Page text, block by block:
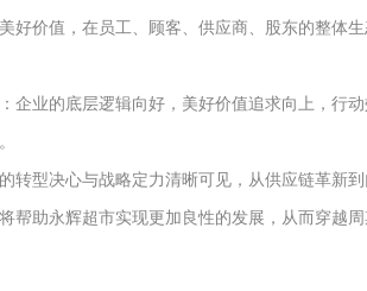
好价值，在员工、顾客、供应商、股东的整体
企业的底层逻辑向好，美好价值追求向上，行
转型决心与战略定力清晰可见，从供应链革新
帮助永辉超市实现更加良性的发展，从而穿越